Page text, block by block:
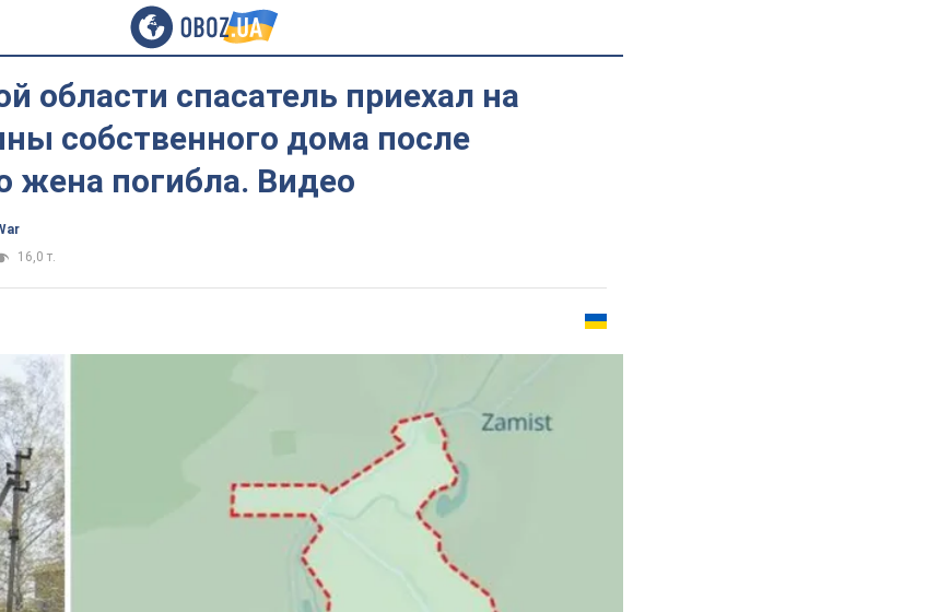
области спасатель приехал на
собственного дома после
жена погибла. Видео
16,0 т.